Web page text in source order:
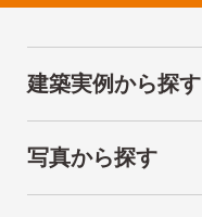
建築実例から探す
写真から探す